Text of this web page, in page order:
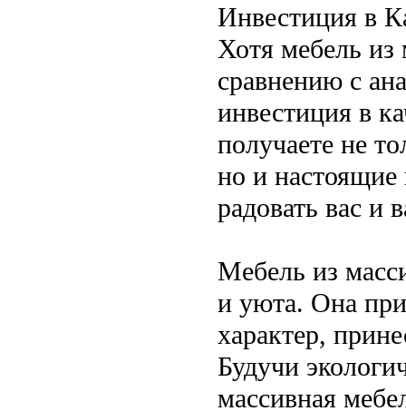
Инвестиция в
Хотя мебель из
сравнению с
инвестиция в
получаете не
но и настоящие
радовать вас и
Мебель из
и уюта. Она
характер,
Будучи
массивная